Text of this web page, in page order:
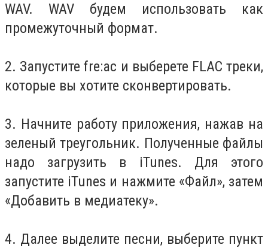
WAV. WAV будем использовать как
промежуточный формат.
2. Запустите fre:ac и выберете FLAC треки,
которые вы хотите сконвертировать.
3. Начните работу приложения, нажав на
зеленый треугольник. Полученные файлы
надо загрузить в iTunes. Для этого
запустите iTunes и нажмите «Файл», затем
«Добавить в медиатеку».
4. Далее выделите песни, выберите пункт